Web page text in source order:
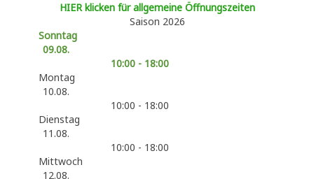
HIER klicken für allgemeine Öffnungszeiten
Saison 2026
Sonntag
09.08.
10:00 - 18:00
Montag
10.08.
10:00 - 18:00
Dienstag
11.08.
10:00 - 18:00
Mittwoch
12.08.